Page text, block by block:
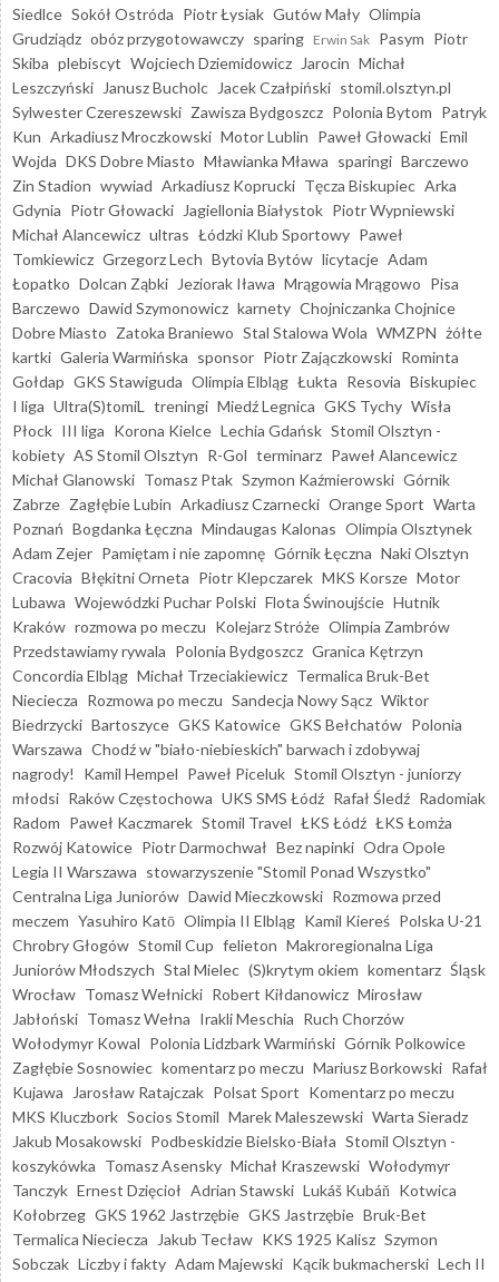
Siedlce Sokół Ostróda Piotr Łysiak Gutów Mały Olimpia
Grudziądz obóz przygotowawczy sparing Erwin Sak Pasym Piotr
Skiba plebiscyt Wojciech Dziemidowicz Jarocin Michał
Leszczyński
Janusz Bucholc Jacek Czałpiński stomil.olsztyn.pl
Sylwester Czereszewski Zawisza Bydgoszcz Polonia Bytom Patryk
Kun Arkadiusz Mroczkowski Motor Lublin Paweł Głowacki Emil
Wojda DKS Dobre Miasto Mławianka Mława sparingi Barczewo
Zin Stadion wywiad Arkadiusz Koprucki Tęcza Biskupiec Arka
Gdynia Piotr Głowacki Jagiellonia Białystok Piotr Wypniewski
Michał Alancewicz ultras Łódzki Klub Sportowy Paweł
Tomkiewicz Grzegorz Lech Bytovia Bytów licytacje Adam
Łopatko Dolcan Ząbki Jeziorak Iława Mrągowia Mrągowo Pisa
Barczewo Dawid Szymonowicz karnety Chojniczanka Chojnice
Dobre Miasto Zatoka Braniewo Stal Stalowa Wola WMZPN żółte
kartki Galeria Warmińska sponsor Piotr Zajączkowski Rominta
Gołdap GKS Stawiguda Olimpia Elbląg Łukta Resovia Biskupiec
I liga Ultra(S)tomiL treningi Miedź Legnica GKS Tychy Wisła
Płock III liga Korona Kielce Lechia Gdańsk Stomil Olsztyn -
kobiety AS Stomil Olsztyn R-Gol terminarz Paweł Alancewicz
Michał Glanowski Tomasz Ptak Szymon Kaźmierowski Górnik
Zabrze Zagłębie Lubin Arkadiusz Czarnecki Orange Sport Warta
Poznań Bogdanka Łęczna Mindaugas Kalonas Olimpia Olsztynek
Adam Zejer Pamiętam i nie zapomnę Górnik Łęczna Naki Olsztyn
Cracovia Błękitni Orneta Piotr Klepczarek MKS Korsze Motor
Lubawa Wojewódzki Puchar Polski Flota Świnoujście Hutnik
Kraków rozmowa po meczu Kolejarz Stróże Olimpia Zambrów
Przedstawiamy rywala Polonia Bydgoszcz Granica Kętrzyn
Concordia Elbląg Michał Trzeciakiewicz Termalica Bruk-Bet
Nieciecza Rozmowa po meczu Sandecja Nowy Sącz Wiktor
Biedrzycki Bartoszyce GKS Katowice GKS Bełchatów Polonia
Warszawa Chodź w "biało-niebieskich" barwach i zdobywaj
nagrody!
Kamil Hempel Paweł Piceluk Stomil Olsztyn - juniorzy
młodsi Raków Częstochowa UKS SMS Łódź Rafał Śledź Radomiak
Radom Paweł Kaczmarek Stomil Travel ŁKS Łódź ŁKS Łomża
Rozwój Katowice Piotr Darmochwał Bez napinki Odra Opole
Legia II Warszawa stowarzyszenie "Stomil Ponad Wszystko"
Centralna Liga Juniorów Dawid Mieczkowski Rozmowa przed
meczem Yasuhiro Katō Olimpia II Elbląg Kamil Kiereś Polska U-21
Chrobry Głogów Stomil Cup felieton Makroregionalna Liga
Juniorów Młodszych Stal Mielec (S)krytym okiem komentarz Śląsk
Wrocław Tomasz Wełnicki Robert Kiłdanowicz Mirosław
Jabłoński Tomasz Wełna Irakli Meschia Ruch Chorzów
Wołodymyr Kowal Polonia Lidzbark Warmiński Górnik Polkowice
Zagłębie Sosnowiec komentarz po meczu Mariusz Borkowski Rafał
Kujawa
Jarosław Ratajczak Polsat Sport Komentarz po meczu
MKS Kluczbork Socios Stomil Marek Maleszewski Warta Sieradz
Jakub Mosakowski Podbeskidzie Bielsko-Biała Stomil Olsztyn -
koszykówka Tomasz Asensky Michał Kraszewski Wołodymyr
Tanczyk Ernest Dzięcioł Adrian Stawski Lukáš Kubáň Kotwica
Kołobrzeg GKS 1962 Jastrzębie GKS Jastrzębie Bruk-Bet
Termalica Nieciecza
Jakub Tecław KKS 1925 Kalisz Szymon
Sobczak Liczby i fakty Adam Majewski Kącik bukmacherski Lech II